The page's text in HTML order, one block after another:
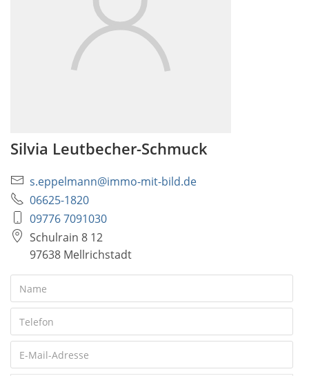
Silvia Leutbecher-Schmuck
s.eppelmann@immo-mit-bild.de
06625-1820
09776 7091030
Schulrain 8 12
97638 Mellrichstadt